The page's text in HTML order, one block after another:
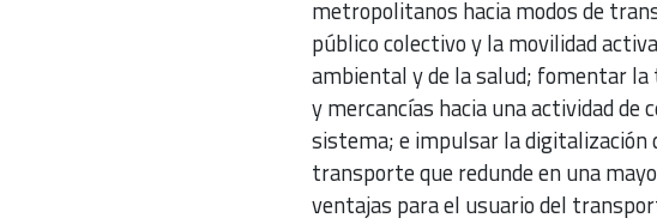
metropolitanos hacia modos de
público colectivo y la movilidad
ambiental y de la salud; fomentar
y mercancías hacia una actividad de
sistema; e impulsar la digitalización
transporte que redunde en una
ventajas para el usuario del